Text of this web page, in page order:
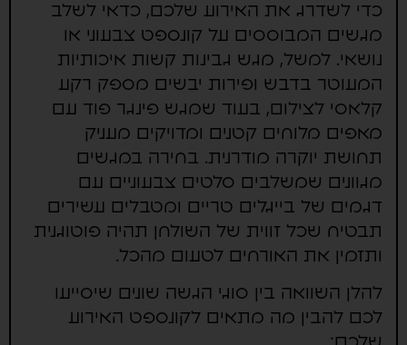
כדי לשדרג את האירוע שלכם, כדאי לשלב
מגשים המבוססים על קונספט צבעוני או
נושאי. למשל, מגש גבינות קשות איכותיות
המעוטר בדבש ופירות יבשים מספק רקע
קלאסי לצילום, בעוד שמגש פינגר פוד עם
מאפים מלוחים קטנים ומדויקים מעניק
תחושת יוקרה מודרנית. בחירה במגשים
מגוונים שמשלבים סלטים צבעוניים עם
דגמים של בייגלים טריים ומטבלים עשירים
תבטיח שכל זווית של השולחן תהיה פוטוגנית
ותזמין את האורחים לטעום מהכל.
להלן השוואה בין סוגי הגשה שונים שיסייעו
לכם להבין מה מתאים לקונספט האירוע